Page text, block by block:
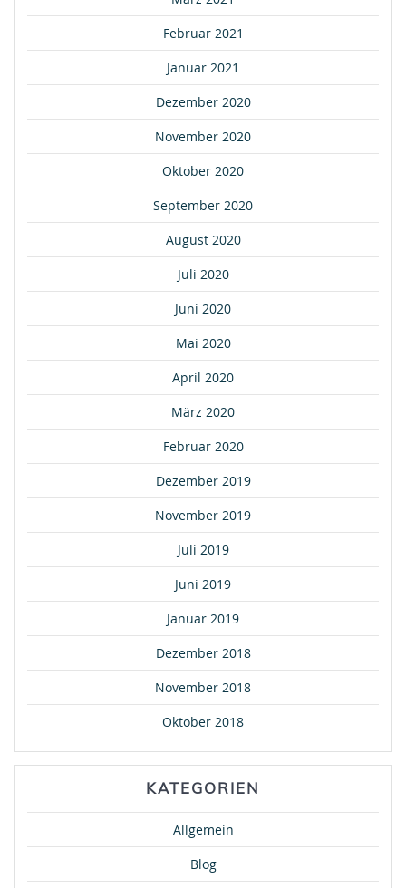
Februar 2021
Januar 2021
Dezember 2020
November 2020
Oktober 2020
September 2020
August 2020
Juli 2020
Juni 2020
Mai 2020
April 2020
März 2020
Februar 2020
Dezember 2019
November 2019
Juli 2019
Juni 2019
Januar 2019
Dezember 2018
November 2018
Oktober 2018
KATEGORIEN
Allgemein
Blog